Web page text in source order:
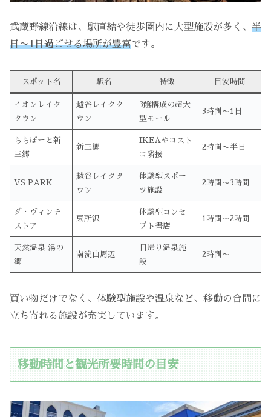
武蔵野線沿線は、駅直結や徒歩圏内に大型施設が多く、 半
日〜1日過ごせる場所が豊富です。
スポット名 駅名 特徴 目安時間
イオンレイク
タウン
越谷レイクタ
ウン
3館構成の超大
型モール
3時間〜1日
ららぽーと新
三郷
新三郷
IKEAやコスト
コ隣接
2時間〜半日
VS PARK
越谷レイクタ
ウン
体験型スポー
ツ施設
2時間〜3時間
ダ・ヴィンチ
ストア
東所沢
体験型コンセ
プト書店
1時間〜2時間
天然温泉 湯の
郷
南流山周辺
日帰り温泉施
設
2時間〜
買い物だけでなく、体験型施設や温泉など、移動の合間に
立ち寄れる施設が充実しています。
移動時間と観光所要時間の目安